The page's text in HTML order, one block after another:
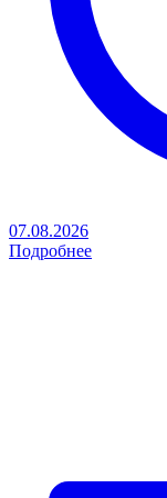
07.08.2026
Подробнее